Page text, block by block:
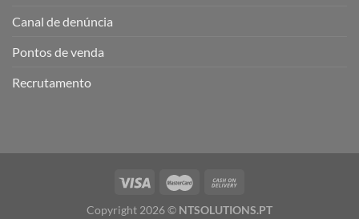
Canal de denúncia
Pontos de venda
Recrutamento
Copyright 2026 © NTSOLUTIONS.PT